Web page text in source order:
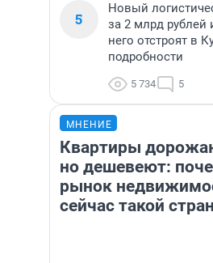
5
Новый
за 2 млрд рублей
него отстроят в
подробности
5 734 5
МНЕНИЕ
Квартиры
но дешевеют:
рынок
сейчас такой